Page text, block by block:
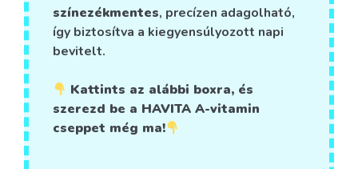
színezékmentes, precízen adagolható,
így biztosítva a kiegyensúlyozott napi
bevitelt.
Kattints az alábbi boxra, és
szerezd be a HAVITA A-vitamin
cseppet még ma!